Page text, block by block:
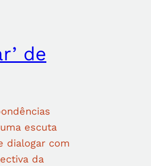
de
escuta
dialogar com
da